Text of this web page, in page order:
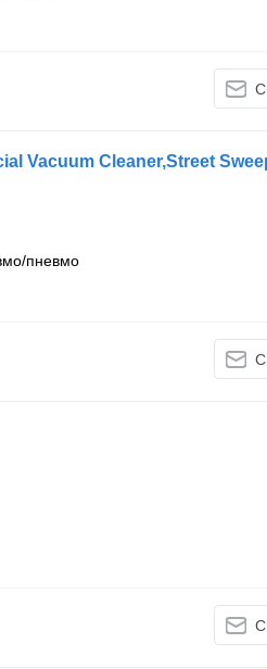
Vacuum Cleaner,Street
пневмо